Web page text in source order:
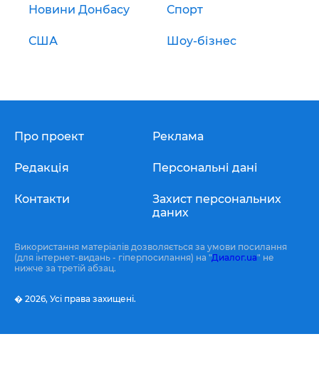
Новини Донбасу Спорт
США Шоу-бізнес
Про проект
Редакція
Контакти
Реклама
Персональні дані
Захист персональних
даних
Використання матеріалів дозволяється за умови посилання
(для інтернет-видань - гіперпосилання) на "Диалог.ua" не
нижче за третій абзац.
� 2026, Усі права захищені.